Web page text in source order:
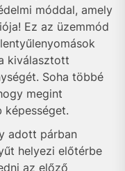
móddal, amely
Ez az üzemmód
kiválasztott
Soha többé
megint
adott párban
helyezi előtérbe
az előző